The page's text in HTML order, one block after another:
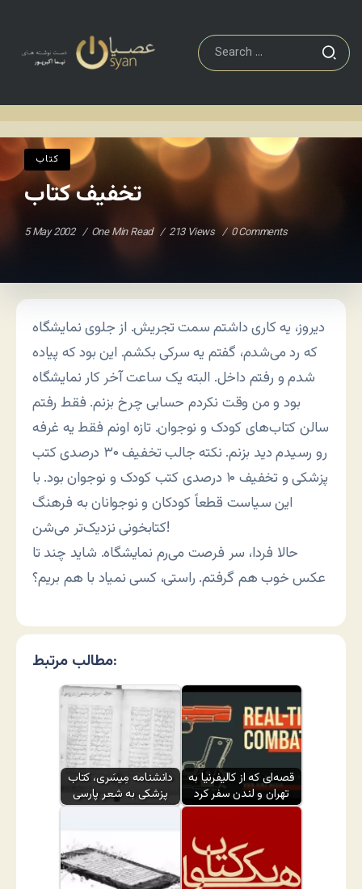
کتاب
تخفیف کتاب
5 May 2002 One Min Read 213 Views 0 Comments
دیروز، یه کاری داشتم سمت تجریش. از جلوی نمایشگاه
که رد می‌شدم، گفتم یه سرکی بکشم. این بود که پیاده
شدم و رفتم داخل. البته یک ساعت آخر کار نمایشگاه
بود و من وقت نکردم حسابی چرخ بزنم. فقط رفتم
سالن کتاب‌های کودک و نوجوان. تازه اونم فقط یه غرفه
رو رسیدم دید بزنم. نکته جالب تخفیف ۳۰ درصدی کتب
پزشکی و تخفیف ۱۰ درصدی کتب کودک و نوجوان بود. با
این سیاست قطعاً کودکان و نوجوانان به فرهنگ
کتابخونی نزدیک‌تر می‌شن!
حالا فردا، سر فرصت می‌رم نمایشگاه. شاید چند تا
عکس خوب هم گرفتم. راستی، کسی نمیاد با هم بریم؟
مطالب مرتبط:
دانشنامه مِیسَری، کتاب
پزشکی به شعر پارسی
قصه‌ای که از کالیفرنیا به
تهران و لندن سفر کرد